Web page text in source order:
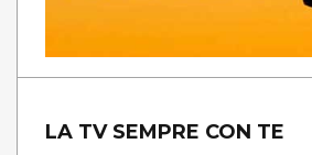
LA TV SEMPRE CON TE